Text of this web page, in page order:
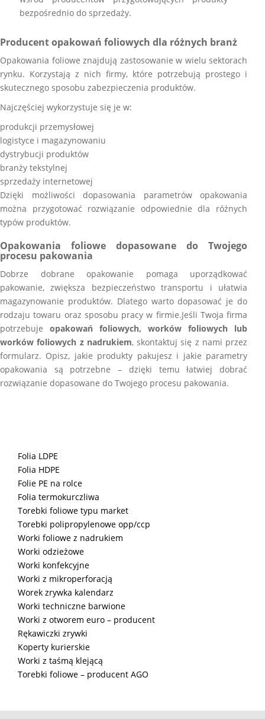
bezpośrednio do sprzedaży.
Producent opakowań foliowych dla różnych branż
Opakowania foliowe znajdują zastosowanie w wielu sektorach
rynku. Korzystają z nich firmy, które potrzebują prostego i
skutecznego sposobu zabezpieczenia produktów.
Najczęściej wykorzystuje się je w:
produkcji przemysłowej
logistyce i magazynowaniu
dystrybucji produktów
branży tekstylnej
sprzedaży internetowej
Dzięki możliwości dopasowania parametrów opakowania
można przygotować rozwiązanie odpowiednie dla różnych
typów produktów.
Opakowania foliowe dopasowane do Twojego
procesu pakowania
Dobrze dobrane opakowanie pomaga uporządkować
pakowanie, zwiększa bezpieczeństwo transportu i ułatwia
magazynowanie produktów. Dlatego warto dopasować je do
rodzaju towaru oraz sposobu pracy w firmie.Jeśli Twoja firma
potrzebuje opakowań foliowych, worków foliowych lub
worków foliowych z nadrukiem, skontaktuj się z nami przez
formularz. Opisz, jakie produkty pakujesz i jakie parametry
opakowania są potrzebne – dzięki temu łatwiej dobrać
rozwiązanie dopasowane do Twojego procesu pakowania.
Folia LDPE
Folia HDPE
Folie PE na rolce
Folia termokurczliwa
Torebki foliowe typu market
Torebki polipropylenowe opp/ccp
Worki foliowe z nadrukiem
Worki odzieżowe
Worki konfekcyjne
Worki z mikroperforacją
Worek zrywka kalendarz
Worki techniczne barwione
Worki z otworem euro – producent
Rękawiczki zrywki
Koperty kurierskie
Worki z taśmą klejącą
Torebki foliowe – producent AGO